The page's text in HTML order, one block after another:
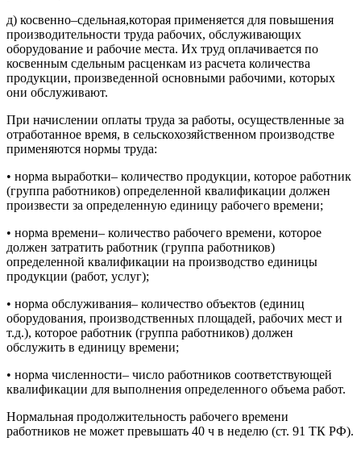
д) косвенно–сдельная,которая применяется для повышения
производительности труда рабочих, обслуживающих
оборудование и рабочие места. Их труд оплачивается по
косвенным сдельным расценкам из расчета количества
продукции, произведенной основными рабочими, которых
они обслуживают.
При начислении оплаты труда за работы, осуществленные за
отработанное время, в сельскохозяйственном производстве
применяются нормы труда:
• норма выработки– количество продукции, которое работник
(группа работников) определенной квалификации должен
произвести за определенную единицу рабочего времени;
• норма времени– количество рабочего времени, которое
должен затратить работник (группа работников)
определенной квалификации на производство единицы
продукции (работ, услуг);
• норма обслуживания– количество объектов (единиц
оборудования, производственных площадей, рабочих мест и
т.д.), которое работник (группа работников) должен
обслужить в единицу времени;
• норма численности– число работников соответствующей
квалификации для выполнения определенного объема работ.
Нормальная продолжительность рабочего времени
работников не может превышать 40 ч в неделю (ст. 91 ТК РФ).